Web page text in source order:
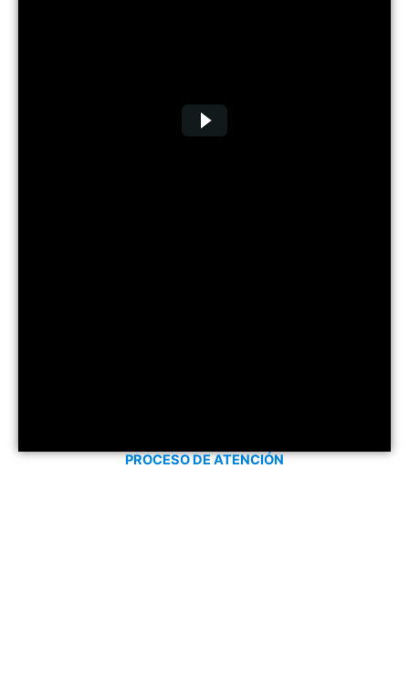
PROCESO DE ATENCIÓN